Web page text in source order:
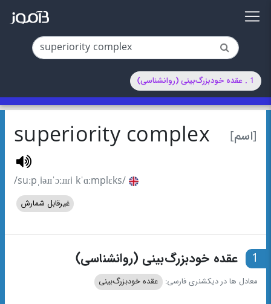
1 . عقده خودبزرگ‌بینی (روانشناسی)
[اسم] superiority complex
/suːpˌiəɹɪˈɔːɹɪɾi kˈɑːmplɛks/
غیرقابل شمارش
1 عقده خودبزرگ‌بینی (روانشناسی)
معادل ها در دیکشنری فارسی: عقده خودبزرگ‌بینی